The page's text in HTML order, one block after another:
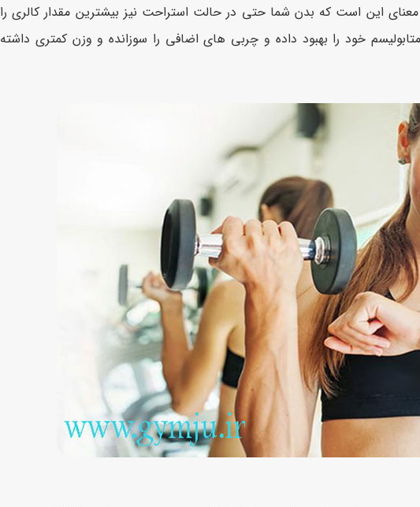
این است که بدن شما حتی در حالت استراحت نیز بیشترین مقدار کالری را
خود را بهبود داده و چربی های اضافی را سوزانده و وزن کمتری داشته